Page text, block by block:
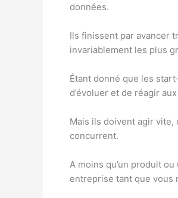
données.
Ils finissent par avancer
invariablement les plus
Étant donné que les
d’évoluer et de réagir
Mais ils doivent agir vite,
concurrent.
A moins qu’un produit
entreprise tant que vous